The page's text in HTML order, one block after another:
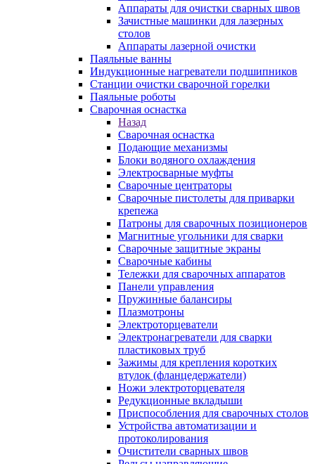
Аппараты для очистки сварных швов
Зачистные машинки для лазерных
столов
Аппараты лазерной очистки
Паяльные ванны
Индукционные нагреватели подшипников
Станции очистки сварочной горелки
Паяльные роботы
Сварочная оснастка
Назад
Сварочная оснастка
Подающие механизмы
Блоки водяного охлаждения
Электросварные муфты
Сварочные центраторы
Сварочные пистолеты для приварки
крепежа
Патроны для сварочных позиционеров
Магнитные угольники для сварки
Сварочные защитные экраны
Сварочные кабины
Тележки для сварочных аппаратов
Панели управления
Пружинные балансиры
Плазмотроны
Электроторцеватели
Электронагреватели для сварки
пластиковых труб
Зажимы для крепления коротких
втулок (фланцедержатели)
Ножи электроторцевателя
Редукционные вкладыши
Приспособления для сварочных столов
Устройства автоматизации и
протоколирования
Очистители сварных швов